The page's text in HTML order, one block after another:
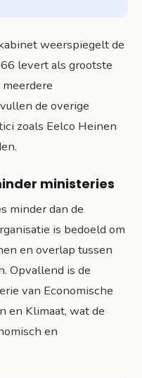
weerspiegelt de
levert als grootste
de overige
zoals Eelco Heinen
ministeries
minder dan de
is bedoeld om
en overlap tussen
Opvallend is de
van Economische
en Klimaat, wat de
en